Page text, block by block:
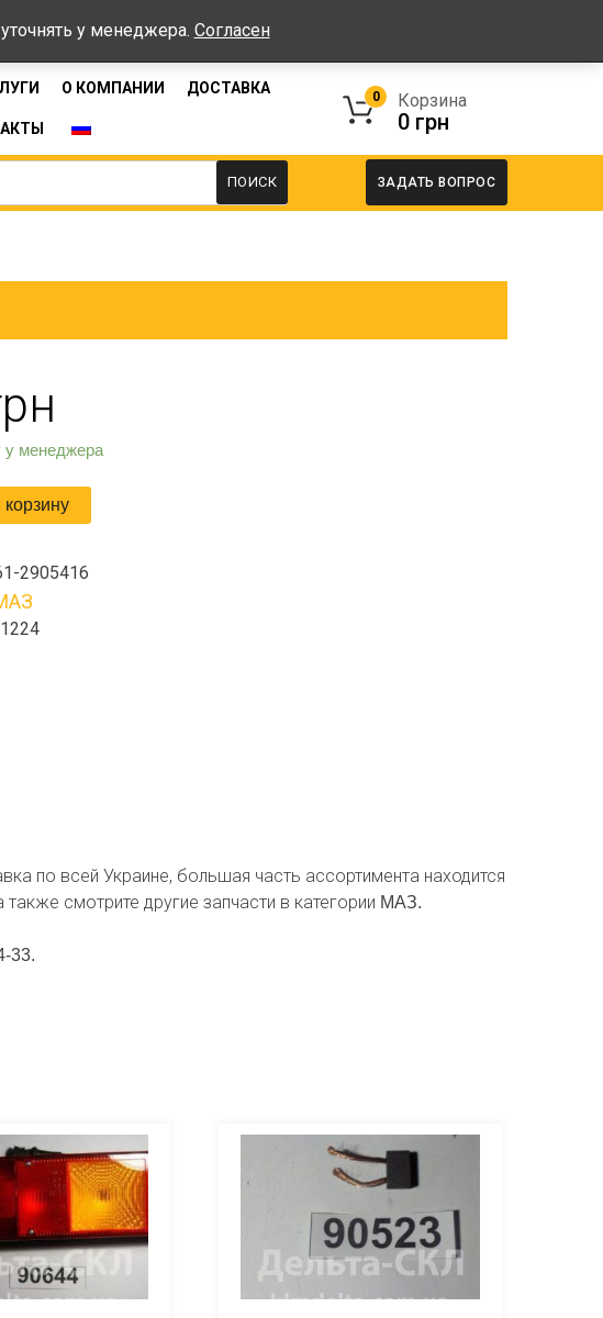
Время работы: Пн-Пт: 08:00-17:00, Сб-Вс - выходные
О КОМПАНИИ ДОСТАВКА
Корзина
0
0 грн
ПОИСК ЗАДАТЬ ВОПРОС
у менеджера
корзину
2905416
по всей Украине, большая часть ассортимента находится
смотрите другие запчасти в категории МАЗ.
33.
у менеджера. Согласен